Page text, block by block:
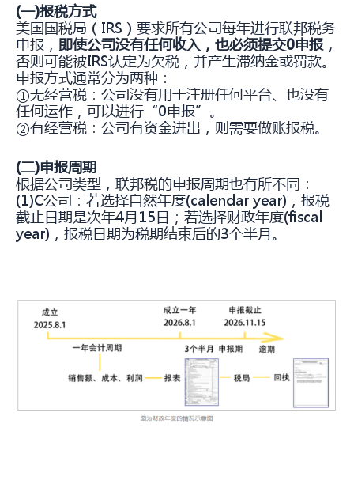
(一)报税方式
美国国税局（IRS）要求所有公司每年进行联邦税务
申报， 即使公司没有任何收入，也必须提交0申报，
否则可能被IRS认定为欠税，并产生滞纳金或罚款。
申报方式通常分为两种：
①无经营税：公司没有用于注册任何平台、也没有
任何运作，可以进行“0申报”。
②有经营税：公司有资金进出，则需要做账报税。
(二)申报周期
根据公司类型，联邦税的申报周期也有所不同：
(1)C公司：若选择自然年度(calendar year)，报税
截止日期是次年4月15日；若选择财政年度(fiscal
year)，报税日期为税期结束后的3个半月。